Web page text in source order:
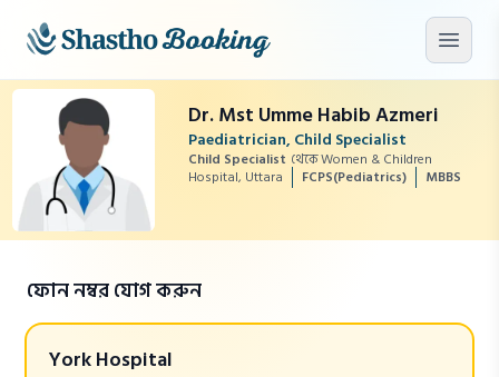
মেনু
Dr. Mst Umme Habib Azmeri
Paediatrician, Child Specialist
Child Specialist থেকে Women & Children
Hospital, Uttara
FCPS(Pediatrics) MBBS
ফোন নম্বর যোগ করুন
York Hospital